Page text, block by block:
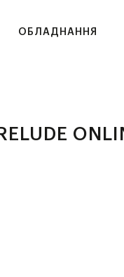
ОБЛАДНАННЯ